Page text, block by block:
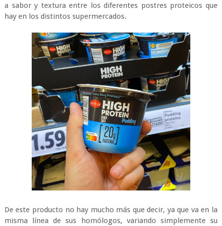
a sabor y textura entre los diferentes postres proteicos que
hay en los distintos supermercados.
De este producto no hay mucho más que decir, ya que va en la
misma línea de sus homólogos, variando simplemente su